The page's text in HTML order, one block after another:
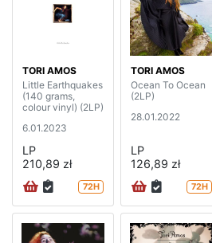
TORI AMOS
Little Earthquakes
(140 grams,
colour vinyl) (2LP)
6.01.2023
LP
210,89 zł
72H
TORI AMOS
Ocean To Ocean
(2LP)
28.01.2022
LP
126,89 zł
72H